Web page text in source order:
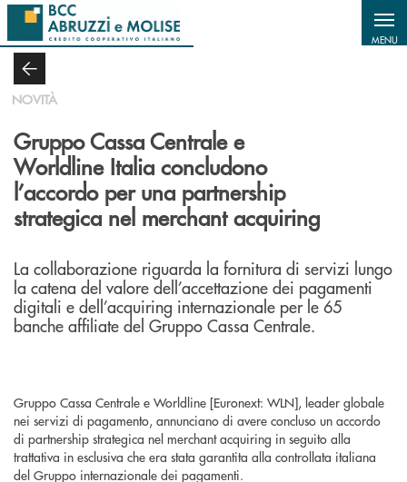
Salta al contenuto principale
MENU
NOVITÀ
Gruppo Cassa Centrale e
Worldline Italia concludono
l’accordo per una partnership
strategica nel merchant acquiring
La collaborazione riguarda la fornitura di servizi lungo
la catena del valore dell’accettazione dei pagamenti
digitali e dell’acquiring internazionale per le 65
banche affiliate del Gruppo Cassa Centrale.
Gruppo Cassa Centrale e Worldline [Euronext: WLN], leader globale
nei servizi di pagamento, annunciano di avere concluso un accordo
di partnership strategica nel merchant acquiring in seguito alla
trattativa in esclusiva che era stata garantita alla controllata italiana
del Gruppo internazionale dei pagamenti.